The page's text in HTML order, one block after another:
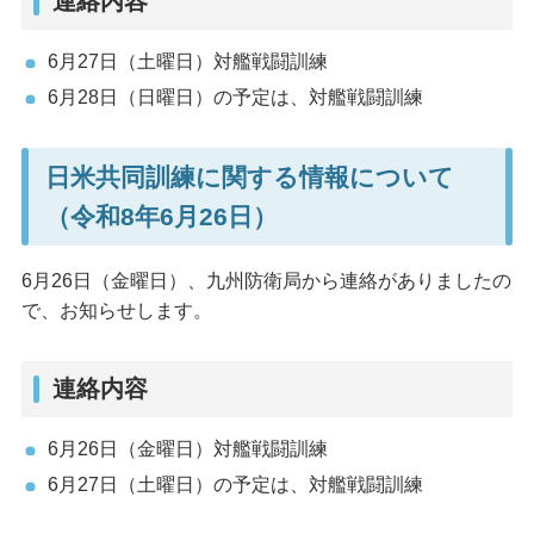
6月27日（土曜日）対艦戦闘訓練
6月28日（日曜日）の予定は、対艦戦闘訓練
日米共同訓練に関する情報について
（令和8年6月26日）
6月26日（金曜日）、九州防衛局から連絡がありましたの
で、お知らせします。
連絡内容
6月26日（金曜日）対艦戦闘訓練
6月27日（土曜日）の予定は、対艦戦闘訓練